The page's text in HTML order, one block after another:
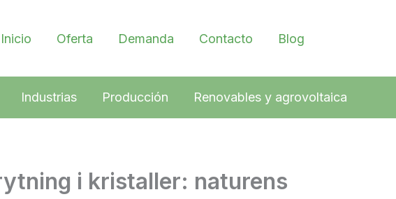
Inicio Oferta Demanda Contacto Blog
Industrias Producción Renovables y agrovoltaica
i kristaller: naturens